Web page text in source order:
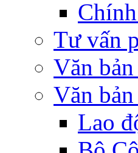
Tư vấn
Văn
Văn
Lao